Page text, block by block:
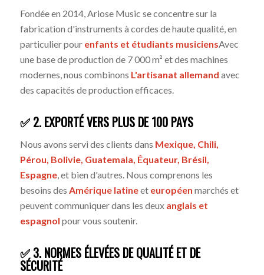
Fondée en 2014, Ariose Music se concentre sur la
fabrication d'instruments à cordes de haute qualité, en
particulier pour enfants et étudiants musiciensAvec
une base de production de 7 000 m² et des machines
modernes, nous combinons L'artisanat allemand avec
des capacités de production efficaces.
✅ 2. EXPORTÉ VERS PLUS DE 100 PAYS
Nous avons servi des clients dans Mexique, Chili,
Pérou, Bolivie, Guatemala, Équateur, Brésil,
Espagne, et bien d'autres. Nous comprenons les
besoins des Amérique latineet européen marchés et
peuvent communiquer dans les deux anglais et
espagnol pour vous soutenir.
✅ 3. NORMES ÉLEVÉES DE QUALITÉ ET DE
SÉCURITÉ